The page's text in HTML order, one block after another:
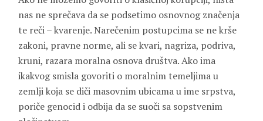
nas ne sprečava da se podsetimo osnovnog značenja
te reči – kvarenje. Narečenim postupcima se ne krše
zakoni, pravne norme, ali se kvari, nagriza, podriva,
kruni, razara moralna osnova društva. Ako ima
ikakvog smisla govoriti o moralnim temeljima u
zemlji koja se diči masovnim ubicama u ime srpstva,
poriče genocid i odbija da se suoči sa sopstvenim